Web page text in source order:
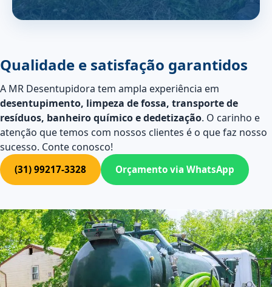
Qualidade e satisfação garantidos
A MR Desentupidora tem ampla experiência em
desentupimento, limpeza de fossa, transporte de
resíduos, banheiro químico e dedetização. O carinho e
atenção que temos com nossos clientes é o que faz nosso
sucesso. Conte conosco!
(31) 99217-3328 Orçamento via WhatsApp